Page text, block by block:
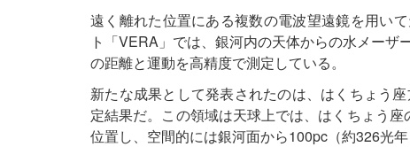
遠く離れた位置にある複数の電波望遠鏡を用い
ト「VERA」では、銀河内の天体からの水メー
の距離と運動を高精度で測定している。
新たな成果として発表されたのは、はくちょう
定結果だ。この領域は天球上では、はくちょう
位置し、空間的には銀河面から100pc（約326光年